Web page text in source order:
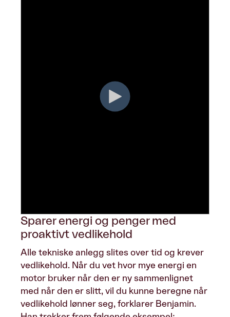
Sparer energi og penger med
proaktivt vedlikehold
Alle tekniske anlegg slites over tid og krever
vedlikehold. Når du vet hvor mye energi en
motor bruker når den er ny sammenlignet
med når den er slitt, vil du kunne beregne når
vedlikehold lønner seg, forklarer Benjamin.